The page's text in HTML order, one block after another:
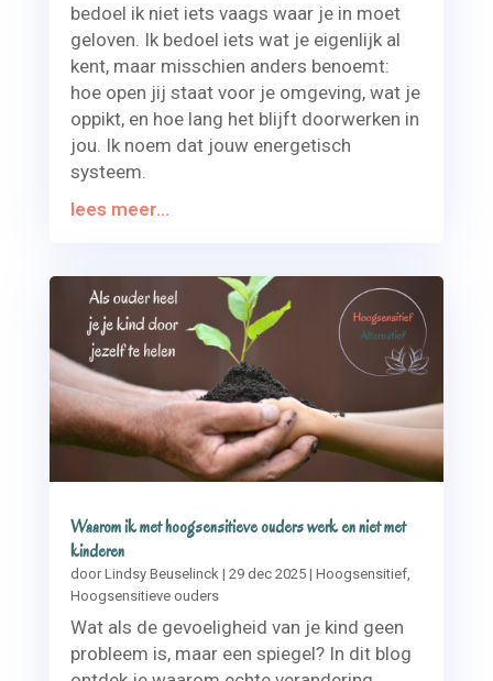
bedoel ik niet iets vaags waar je in moet
geloven. Ik bedoel iets wat je eigenlijk al
kent, maar misschien anders benoemt:
hoe open jij staat voor je omgeving, wat je
oppikt, en hoe lang het blijft doorwerken in
jou. Ik noem dat jouw energetisch
systeem.
lees meer...
Waarom ik met hoogsensitieve ouders werk en niet met
kinderen
doorLindsy Beuselinck | 29 dec 2025| Hoogsensitief,
Hoogsensitieve ouders
Wat als de gevoeligheid van je kind geen
probleem is, maar een spiegel? In dit blog